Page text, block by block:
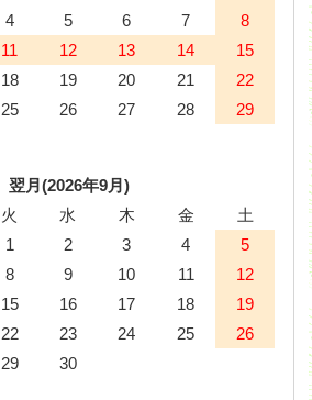
4 5 6 7
8
11 12 13 14
15
18 19 20 21
22
25 26 27 28
29
翌月(2026年9月)
火 水 木 金
土
1
2 3 4
5
8 9 10 11
12
15 16 17 18
19
22 23 24 25
26
29 30